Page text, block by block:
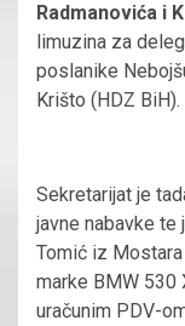
Radmanovića i
limuzina za
poslanike
Krišto (HDZ BiH).
Sekretarijat je
javne nabavke te
Tomić iz
marke BMW 530
uračunim PDV-